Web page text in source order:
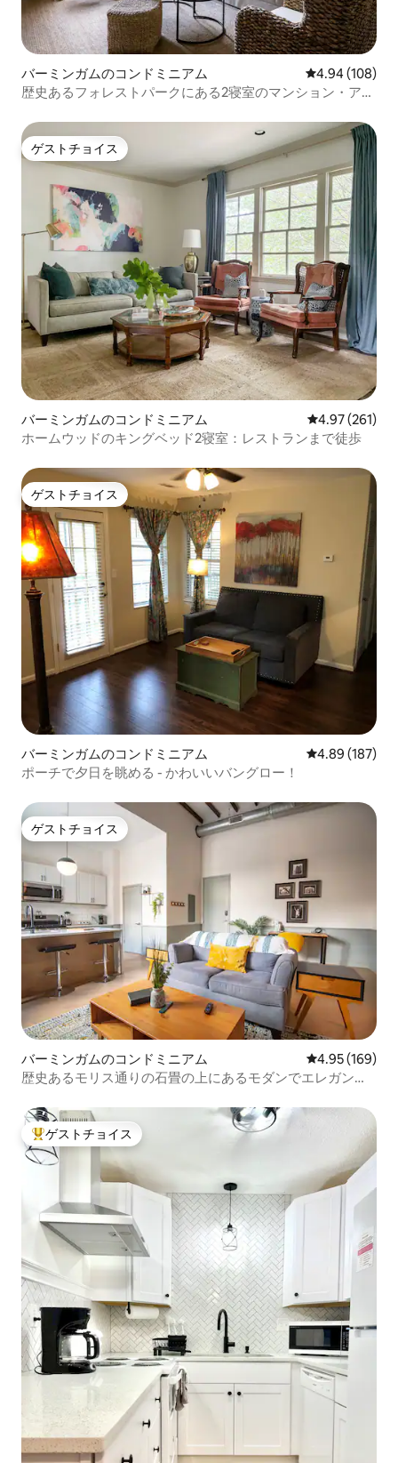
バーミンガムのコンドミニアム レビュー108
4.94 (108)
歴史あるフォレストパークにある2寝室のマンション・アパ
ゲストチョイス
ゲストチョイス
バーミンガムのコンドミニアム レビュー261
4.97 (261)
ホームウッドのキングベッド2寝室：レストランまで徒歩
ゲストチョイス
ゲストチョイス
バーミンガムのコンドミニアム レビュー187
4.89 (187)
ポーチで夕日を眺める - かわいいバングロー！
ゲストチョイス
ゲストチョイス
バーミンガムのコンドミニアム レビュー169
4.95 (169)
歴史あるモリス通りの石畳の上にあるモダンでエレガント
大好評のゲストチョイスです。
ゲストチョイス